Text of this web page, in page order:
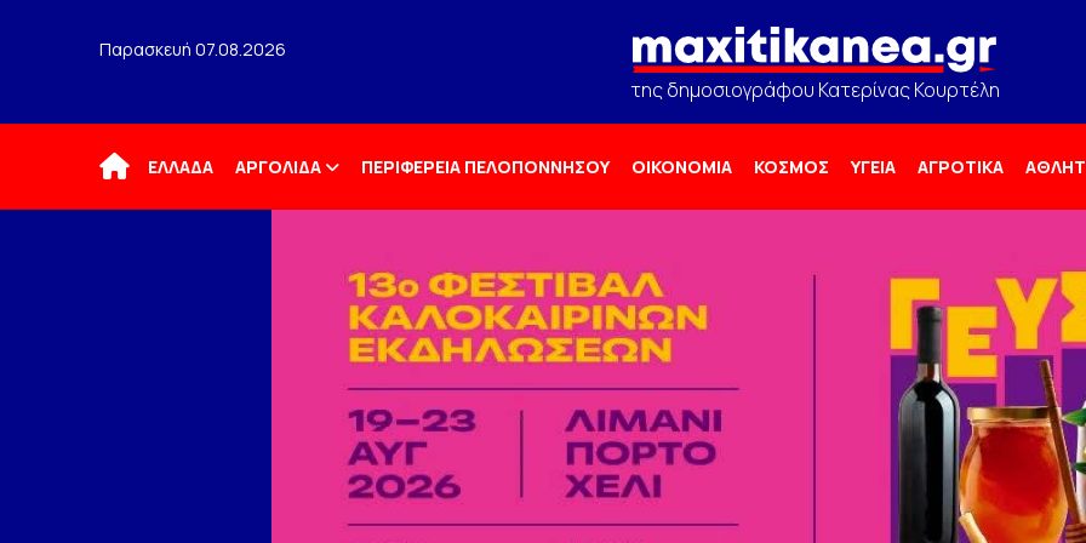
Παρασκευή 07.08.2026
της δημοσιογράφου Κατερίνας Κουρτέλη
ΑρχικήΕΛΛΑΔΑ ΑΡΓΟΛΙΔΑ ΠΕΡΙΦΕΡΕΙΑ ΠΕΛΟΠΟΝΝΗΣΟΥ ΟΙΚΟΝΟΜΙΑ ΚΟΣΜΟΣ ΥΓΕΙΑ ΑΓΡΟΤΙΚΑ